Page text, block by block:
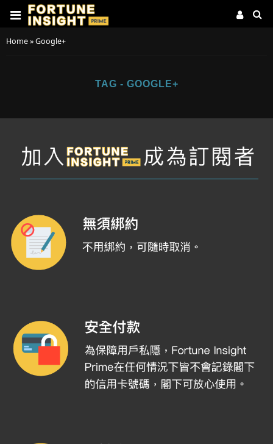
Home»Google+
TAG - GOOGLE+